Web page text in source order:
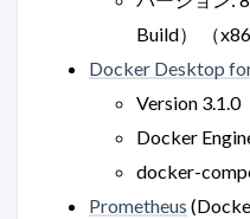
Build） （
Docker Desktop
Version 3.1.0
Docker
docker-
Prometheus